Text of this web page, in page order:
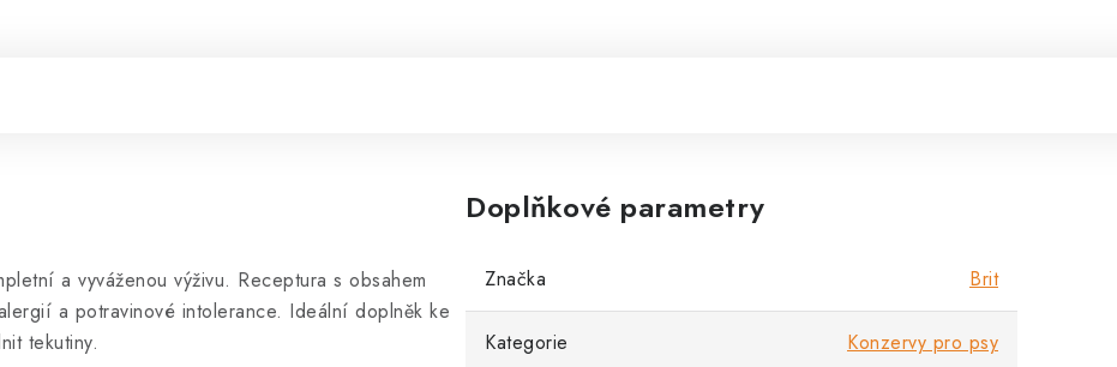
a vyváženou výživu. Receptura s obsahem
a potravinové intolerance. Ideální doplněk ke
tekutiny.
Doplňkové parametry
Značka Brit
Kategorie Konzervy pro psy